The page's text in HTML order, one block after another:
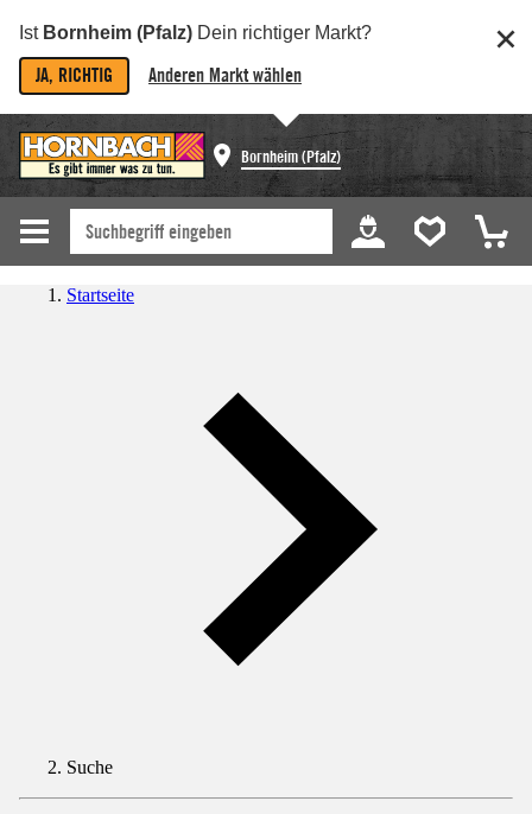
Ist Bornheim (Pfalz) Dein richtiger Markt?
JA, RICHTIG Anderen Markt wählen
Bornheim (Pfalz)
Startseite
Suche